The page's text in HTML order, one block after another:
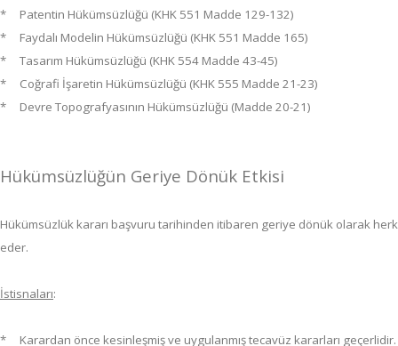
* Patentin Hükümsüzlüğü (KHK 551 Madde 129-132)
* Faydalı Modelin Hükümsüzlüğü (KHK 551 Madde 165)
* Tasarım Hükümsüzlüğü (KHK 554 Madde 43-45)
* Coğrafi İşaretin Hükümsüzlüğü (KHK 555 Madde 21-23)
* Devre Topografyasının Hükümsüzlüğü (Madde 20-21)
Hükümsüzlüğün Geriye Dönük Etkisi
Hükümsüzlük kararı başvuru tarihinden itibaren geriye dönük olarak
eder.
İstisnaları:
* Karardan önce kesinleşmiş ve uygulanmış tecavüz kararları geçerlidir.